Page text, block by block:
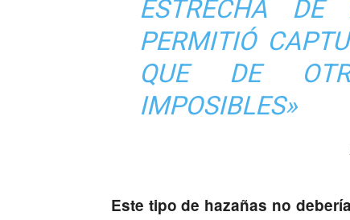
ESTRECHA
PERMITIÓ
QUE DE
IMPOSIBLES»
Este tipo de hazañas no